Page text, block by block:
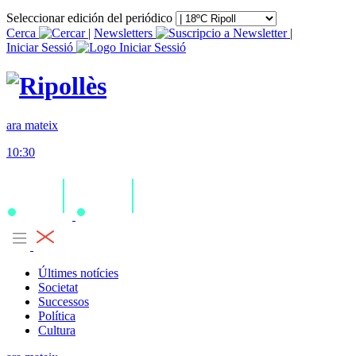
Seleccionar edición del periódico
Cerca
| Newsletters
|
Iniciar Sessió
ara mateix
10:30
Últimes notícies
Societat
Successos
Política
Cultura